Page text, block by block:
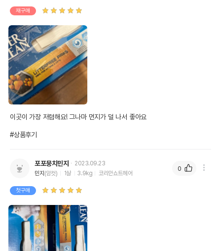
재구매
이곳이 가장 저렴해요! 그나마 먼지가 덜 나서 좋아요
#상품후기
포포뭉치민지
2023.09.23
민지 (암컷) 1살 3.9kg 코리안쇼트헤어
첫구매
0